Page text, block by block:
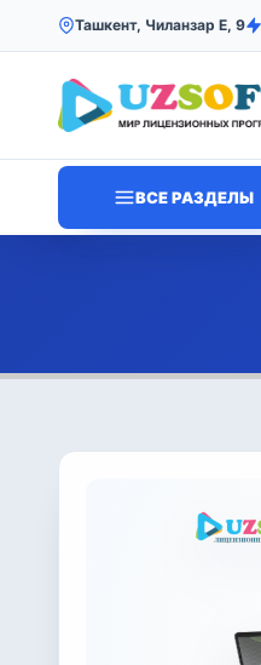
Ташкент, Чиланзар Е, 9
ВСЕ РАЗДЕЛЫ